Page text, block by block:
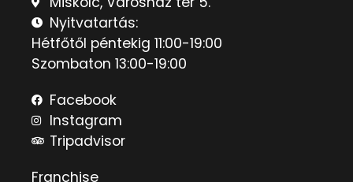
Nyitvatartás:
Hétfőtől péntekig 11:00-19:00
Szombaton 13:00-19:00
Facebook
Instagram
Tripadvisor
Franchise